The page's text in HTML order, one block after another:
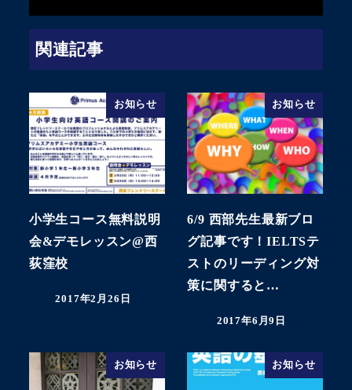
関連記事
お知らせ
小学生コース無料説明
会&デモレッスン@西
荻窪校
投稿日
2017年2月26日
お知らせ
6/9 西部先生最新ブロ
グ記事です！IELTSテ
ストのリーディング対
策に関すると…
投稿日
2017年6月9日
お知らせ お知らせ